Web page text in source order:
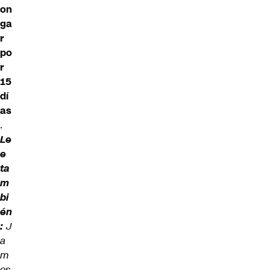
on
ga
r
po
r
15
dí
as
.
Le
e
ta
m
bi
én
: J
a
m